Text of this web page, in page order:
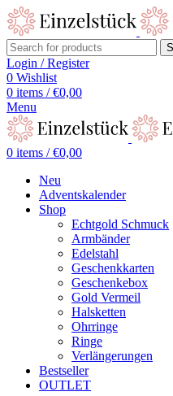
Login / Register
0 Wishlist
0 items / €0,00
Menu
0 items / €0,00
Neu
Adventskalender
Shop
Echtgold Schmuck
Armbänder
Edelstahl
Geschenkkarten
Geschenkebox
Gold Vermeil
Halsketten
Ohrringe
Ringe
Verlängerungen
Bestseller
OUTLET